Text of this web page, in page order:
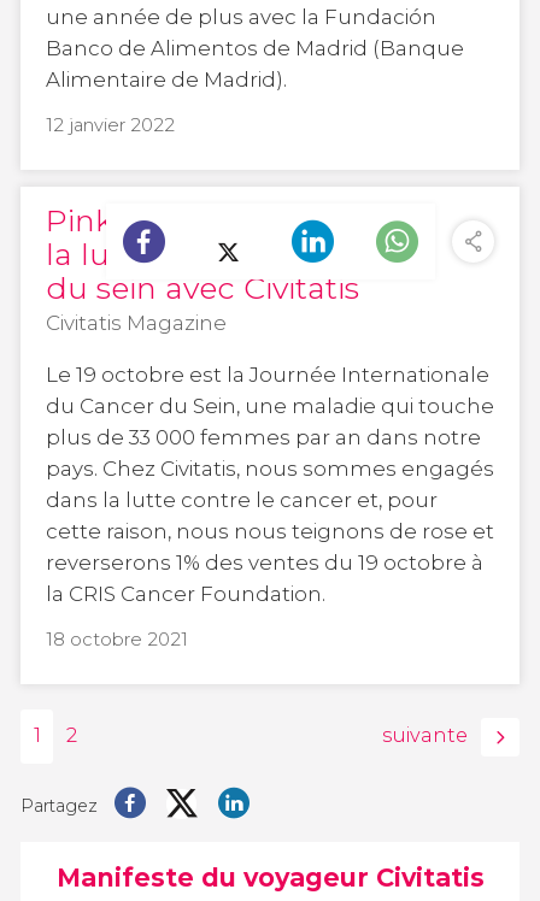
une année de plus avec la Fundación
Banco de Alimentos de Madrid (Banque
Alimentaire de Madrid).
12 janvier 2022
Pink Tuesday : rejoignez
la lutte contre le cancer
du sein avec Civitatis
Civitatis Magazine
Le 19 octobre est la Journée Internationale
du Cancer du Sein, une maladie qui touche
plus de 33 000 femmes par an dans notre
pays. Chez Civitatis, nous sommes engagés
dans la lutte contre le cancer et, pour
cette raison, nous nous teignons de rose et
reverserons 1% des ventes du 19 octobre à
la CRIS Cancer Foundation.
18 octobre 2021
1 2 suivante
Partagez
Manifeste du voyageur Civitatis